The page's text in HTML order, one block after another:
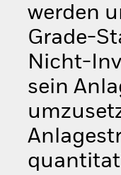
werden
Grade-
Nicht-
sein